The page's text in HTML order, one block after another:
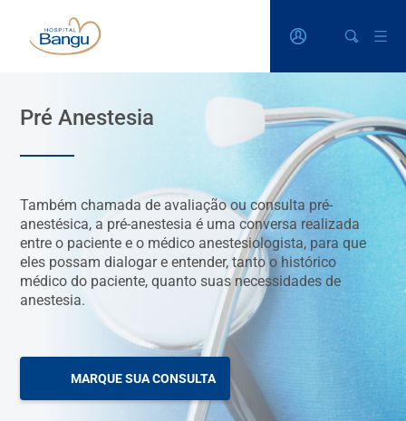
Pré Anestesia
Também chamada de avaliação ou consulta pré-
anestésica, a pré-anestesia é uma conversa realizada
entre o paciente e o médico anestesiologista, para que
eles possam dialogar e entender, tanto o histórico
médico do paciente, quanto suas necessidades de
anestesia.
MARQUE SUA CONSULTA